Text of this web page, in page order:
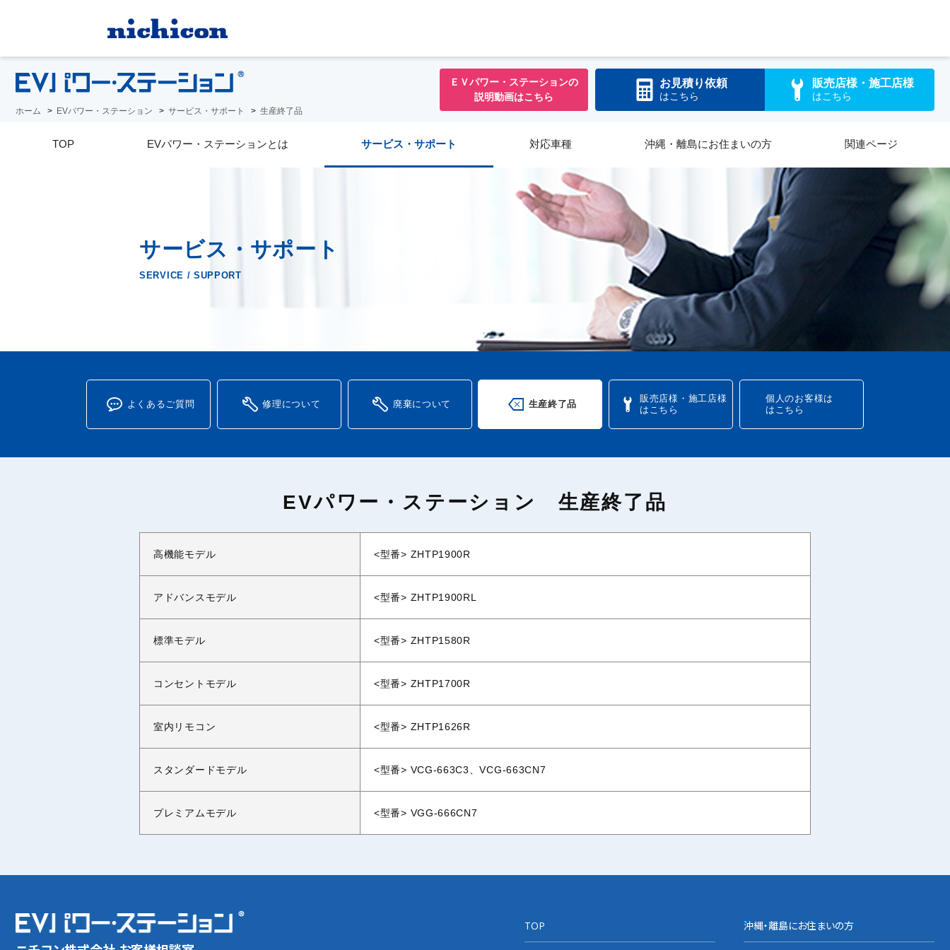
ホーム EVパワー・ステーション サービス・サポート 生産終了品
ＥＶパワー・ステーションの
説明動画はこちら
お見積り依頼
はこちら
販売店様・施工店様
はこちら
TOP EVパワー・ステーションとは サービス・サポート 対応車種 沖縄・離島にお住まいの方 関連ページ
サービス・サポート
SERVICE / SUPPORT
よくあるご質問 修理について 廃棄について 生産終了品
販売店様・施工店様
はこちら
個人のお客様は
はこちら
EVパワー・ステーション 生産終了品
高機能モデル <型番> ZHTP1900R
アドバンスモデル <型番> ZHTP1900RL
標準モデル <型番> ZHTP1580R
コンセントモデル <型番> ZHTP1700R
室内リモコン <型番> ZHTP1626R
スタンダードモデル <型番> VCG-663C3、VCG-663CN7
プレミアムモデル <型番> VGG-666CN7
TOP 沖縄・離島にお住まいの方